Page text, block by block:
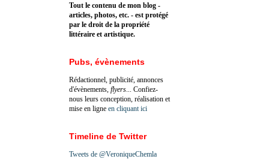
Tout le contenu de mon blog -
articles, photos, etc. - est protégé
par le droit de la propriété
littéraire et artistique.
Pubs, évènements
Rédactionnel, publicité, annonces
d'évènements, flyers ... Confiez-
nous leurs conception, réalisation et
mise en ligne en cliquant ici
Timeline de Twitter
Tweets de @VeroniqueChemla